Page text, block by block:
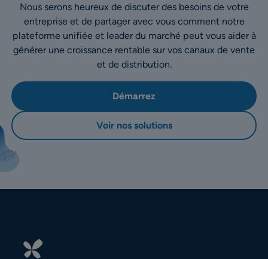
Nous serons heureux de discuter des besoins de votre
entreprise et de partager avec vous comment notre
plateforme unifiée et leader du marché peut vous aider à
générer une croissance rentable sur vos canaux de vente
et de distribution.
Démarrez
Voir nos solutions